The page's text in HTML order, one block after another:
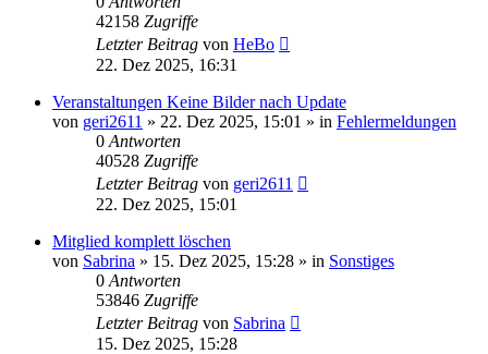
42158 Zugriffe
Letzter Beitrag von HeBo
22. Dez 2025, 16:31
Veranstaltungen Keine Bilder nach Update
von geri2611 » 22. Dez 2025, 15:01 » in Fehlermeldungen
0 Antworten
40528 Zugriffe
Letzter Beitrag von geri2611
22. Dez 2025, 15:01
Mitglied komplett löschen
von Sabrina » 15. Dez 2025, 15:28 » in Sonstiges
0 Antworten
53846 Zugriffe
Letzter Beitrag von Sabrina
15. Dez 2025, 15:28